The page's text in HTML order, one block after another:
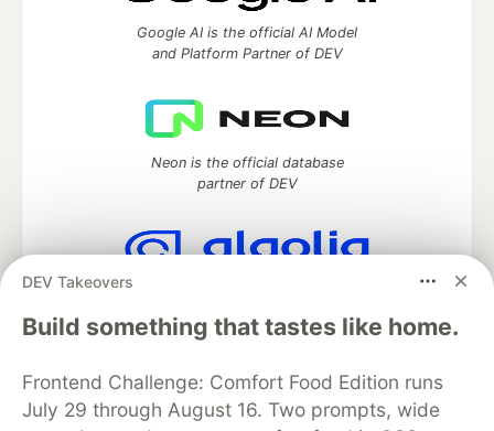
DEV Takeovers
Build something that tastes like home.
Frontend Challenge: Comfort Food Edition runs
July 29 through August 16. Two prompts, wide
Google AI is the official AI Model
and Platform Partner of DEV
Neon is the official database
partner of DEV
Algolia is the official search partner
of DEV
DEV Community— A space to discuss and keep up software